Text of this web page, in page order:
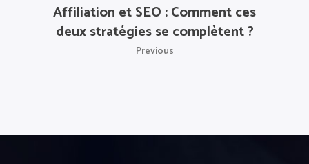
Affiliation et SEO : Comment ces
deux stratégies se complètent ?
Previous